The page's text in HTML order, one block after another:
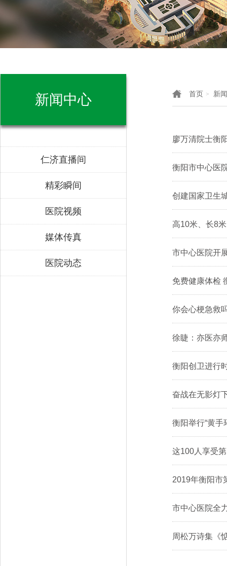
新闻中心
仁济直播间
精彩瞬间
医院视频
媒体传真
医院动态
首页 > 新
廖万清院士衡
衡阳市中心医
创建国家卫生
高10米、长8
市中心医院开
免费健康体检
你会心梗急救
徐睫：亦医亦
衡阳创卫进行
奋战在无影灯
衡阳举行“黄手
这100人享受
2019年衡阳市
市中心医院全
周松万诗集《